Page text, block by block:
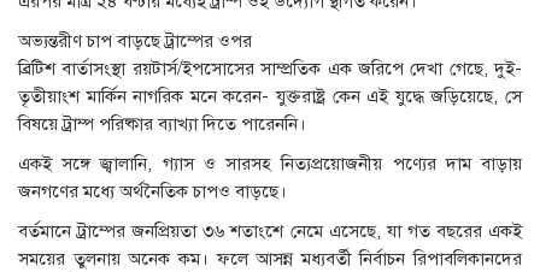
অভ্যন্তরীণ চাপ বাড়ছে ট্রাম্পের ওপর
ব্রিটিশ বার্তাসংস্থা রয়টার্স/ইপসোসের সাম্প্রতিক এক জরিপে দেখা গেছে, দুই-
তৃতীয়াংশ মার্কিন নাগরিক মনে করেন- যুক্তরাষ্ট্র কেন এই যুদ্ধে জড়িয়েছে, সে
বিষয়ে ট্রাম্প পরিষ্কার ব্যাখ্যা দিতে পারেননি।
একই সঙ্গে জ্বালানি, গ্যাস ও সারসহ নিত্যপ্রয়োজনীয় পণ্যের দাম বাড়ায়
জনগণের মধ্যে অর্থনৈতিক চাপও বাড়ছে।
বর্তমানে ট্রাম্পের জনপ্রিয়তা ৩৬ শতাংশে নেমে এসেছে, যা গত বছরের একই
সময়ের তুলনায় অনেক কম। ফলে আসন্ন মধ্যবর্তী নির্বাচন রিপাবলিকানদের